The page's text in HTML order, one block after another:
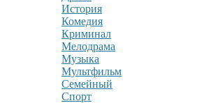
История
Комедия
Криминал
Мелодрама
Музыка
Мультфильм
Семейный
Спорт